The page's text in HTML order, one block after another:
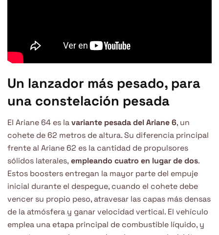
Un lanzador más pesado, para
una constelación pesada
El Ariane 64 es lavariante pesada del Ariane 6, un
cohete de 62 metros de altura. Su diferencia principal
frente al Ariane 62 es la cantidad de propulsores
sólidos laterales, empleando cuatro en lugar de dos.
Estos boosters entregan la mayor parte del empuje
inicial durante el despegue, cuando el cohete debe
vencer su propio peso, atravesar las capas más densas
de la atmósfera y ganar velocidad vertical. El vehículo
emplea una etapa principal de combustible líquido, y